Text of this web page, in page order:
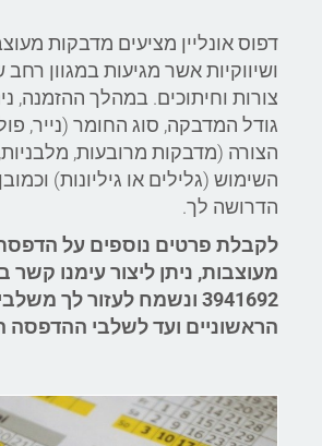
דפוס אונליין מציעים מדבקות
ושיווקיות אשר מגיעות במגוון
צורות וחיתוכים. במהלך ההזמנה,
גודל המדבקה, סוג החומר (נייר,
הצורה (מדבקות מרובעות, מלבניות,
השימוש (גלילים או גיליונות)
הדרושה לך.
לקבלת פרטים נוספים על
3941692 ונשמח לעזור לך
הראשוניים ועד לשלבי ההדפסה